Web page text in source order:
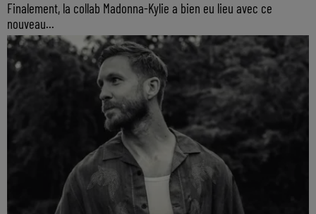
Finalement, la collab Madonna-Kylie a bien eu lieu avec ce
nouveau...